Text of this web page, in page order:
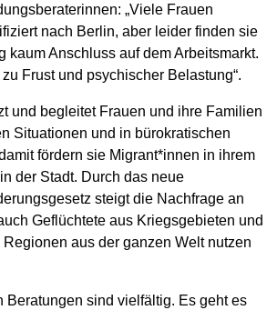
„Viele Frauen
nach Berlin, aber leider finden sie
kaum Anschluss auf dem Arbeitsmarkt.
Frust und psychischer Belastung“.
und begleitet Frauen und ihre Familien
Situationen und in bürokratischen
fördern sie Migrant*innen in ihrem
der Stadt. Durch das neue
steigt die Nachfrage an
Geflüchtete aus Kriegsgebieten und
aus der ganzen Welt nutzen
Beratungen sind vielfältig. Es geht es